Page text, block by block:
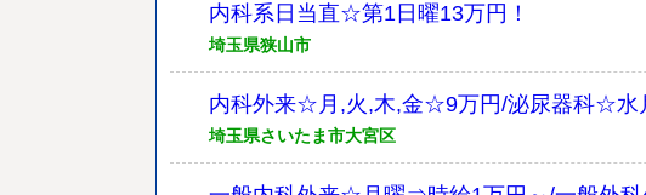
内科系日当直☆第1日曜13万円！
埼玉県狭山市
内科外来☆月,火,木,金☆9万円/泌尿器科☆水
埼玉県さいたま市大宮区